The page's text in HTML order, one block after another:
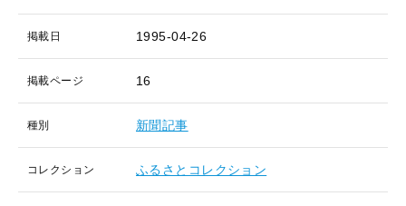
掲載日 1995-04-26
掲載ページ 16
種別 新聞記事
コレクション ふるさとコレクション